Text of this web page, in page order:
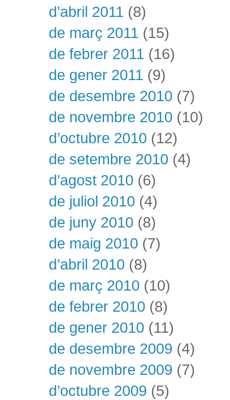
d’abril 2011 (8)
de març 2011 (15)
de febrer 2011 (16)
de gener 2011 (9)
de desembre 2010 (7)
de novembre 2010 (10)
d’octubre 2010 (12)
de setembre 2010 (4)
d’agost 2010 (6)
de juliol 2010 (4)
de juny 2010 (8)
de maig 2010 (7)
d’abril 2010 (8)
de març 2010 (10)
de febrer 2010 (8)
de gener 2010 (11)
de desembre 2009 (4)
de novembre 2009 (7)
d’octubre 2009 (5)